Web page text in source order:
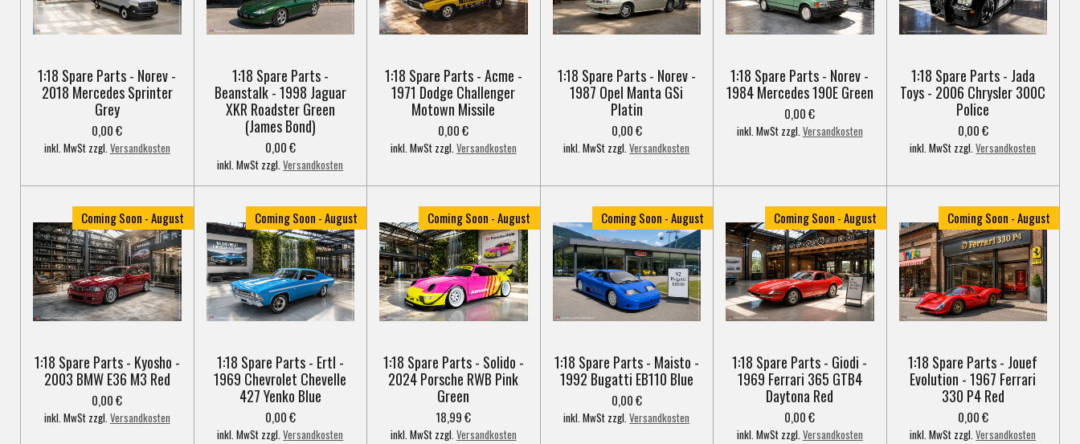
1:18 Spare Parts - Norev -
2018 Mercedes Sprinter
Grey
0,00 €
inkl. MwSt zzgl. Versandkosten
1:18 Spare Parts -
Beanstalk - 1998 Jaguar
XKR Roadster Green
(James Bond)
0,00 €
inkl. MwSt zzgl.Versandkosten
1:18 Spare Parts - Acme -
1971 Dodge Challenger
Motown Missile
0,00 €
inkl. MwSt zzgl. Versandkosten
1:18 Spare Parts - Norev -
1987 Opel Manta GSi
Platin
0,00 €
inkl. MwSt zzgl.Versandkosten
1:18 Spare Parts - Norev -
1984 Mercedes 190E Green
0,00 €
inkl. MwSt zzgl. Versandkosten
1:18 Spare Parts - Jada
Toys - 2006 Chrysler 300C
Police
0,00 €
inkl. MwSt zzgl.Versandkosten
Coming Soon - August
1:18 Spare Parts - Kyosho -
2003 BMW E36 M3 Red
0,00 €
inkl. MwSt zzgl.Versandkosten
Coming Soon - August
1:18 Spare Parts - Ertl -
1969 Chevrolet Chevelle
427 Yenko Blue
0,00 €
inkl. MwSt zzgl.Versandkosten
Coming Soon - August
1:18 Spare Parts - Solido -
2024 Porsche RWB Pink
Green
18,99 €
inkl. MwSt zzgl.Versandkosten
Coming Soon - August
1:18 Spare Parts - Maisto -
1992 Bugatti EB110 Blue
0,00 €
inkl. MwSt zzgl.Versandkosten
Coming Soon - August
1:18 Spare Parts - Giodi -
1969 Ferrari 365 GTB4
Daytona Red
0,00 €
inkl. MwSt zzgl.Versandkosten
Coming Soon - August
1:18 Spare Parts - Jouef
Evolution - 1967 Ferrari
330 P4 Red
0,00 €
inkl. MwSt zzgl.Versandkosten